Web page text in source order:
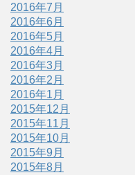
2016年7月
2016年6月
2016年5月
2016年4月
2016年3月
2016年2月
2016年1月
2015年12月
2015年11月
2015年10月
2015年9月
2015年8月